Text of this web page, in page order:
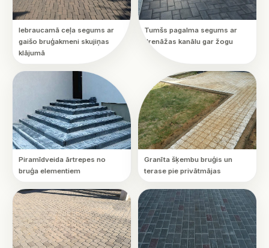
Iebraucamā ceļa segums ar
gaišo bruģakmeni skujiņas
klājumā
Tumšs pagalma segums ar
drenāžas kanālu gar žogu
Piramīdveida ārtrepes no
bruģa elementiem
Granīta šķembu bruģis un
terase pie privātmājas